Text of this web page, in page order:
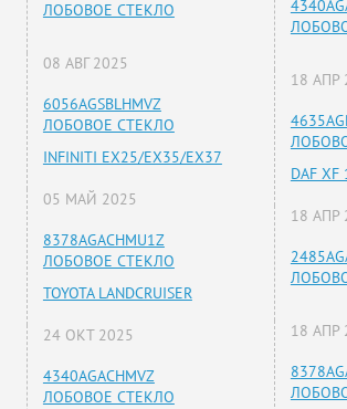
ЛОБОВОЕ СТЕКЛО
08 АВГ 2025
6056AGSBLHMVZ
ЛОБОВОЕ СТЕКЛО
INFINITI EX25/EX35/EX37
05 МАЙ 2025
8378AGACHMU1Z
ЛОБОВОЕ СТЕКЛО
TOYOTA LANDCRUISER
24 ОКТ 2025
4340AGACHMVZ
ЛОБОВОЕ СТЕКЛО
18 АПР
DAF XF
18 АПР
18 АПР